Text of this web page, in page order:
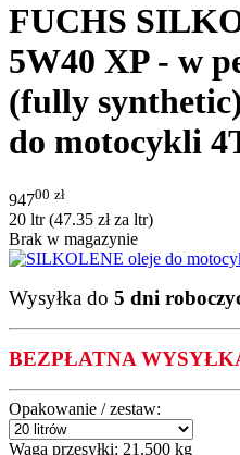
FUCHS
5W40 XP - w
(fully
do motocykli
94700 zł
20 ltr (47.35 złza ltr)
Brak w magazynie
Wysyłka do 5 dni
BEZPŁATNA
Opakowanie / zestaw:
Waga przesyłki: 21.500 kg